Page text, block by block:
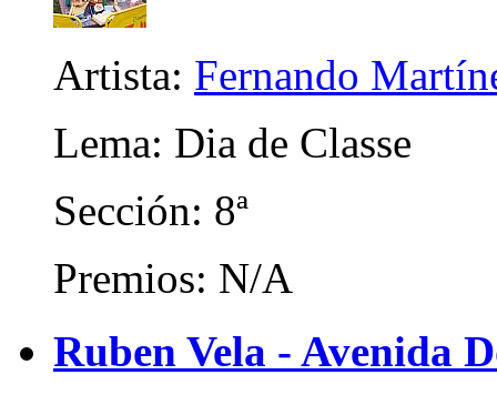
Artista: Fernando
Lema: Dia de Classe
Sección: 8ª
Premios: N/A
Ruben Vela - Avenida